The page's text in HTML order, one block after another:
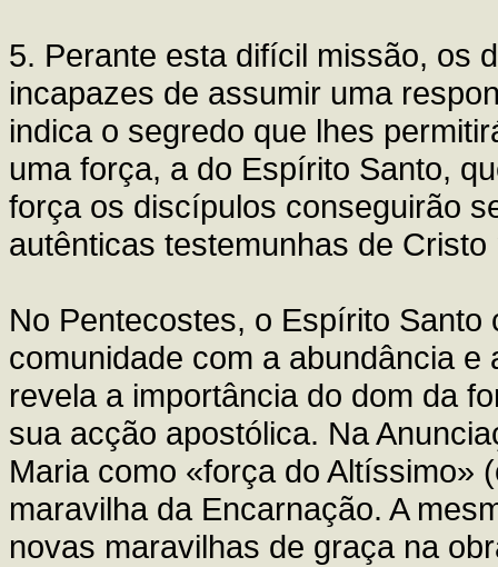
5. Perante esta difícil missão, os
incapazes de assumir uma
indica o segredo que lhes
uma força, a do Espírito Santo,
força os discípulos conseguirão
autênticas testemunhas de
No Pentecostes, o Espírito
comunidade com a abundância
revela a importância do dom da
sua acção apostólica. Na
Maria como «força do Altíssimo»
maravilha da Encarnação. A
novas maravilhas de graça na